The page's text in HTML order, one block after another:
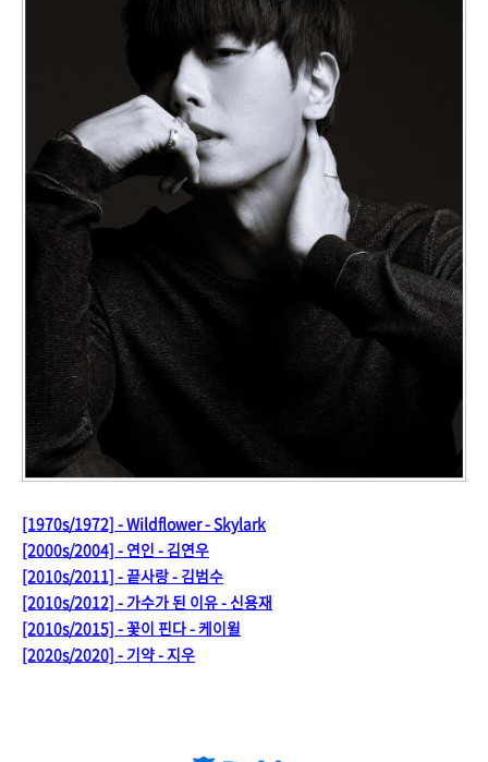
[1970s/1972] - Wildflower - Skylark
[2000s/2004] - 연인 - 김연우
[2010s/2011] - 끝사랑 - 김범수
[2010s/2012] - 가수가 된 이유 - 신용재
[2010s/2015] - 꽃이 핀다 - 케이윌
[2020s/2020] - 기약 - 지우